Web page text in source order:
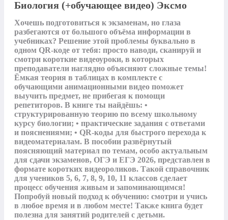
Биология (+обучающее видео) Эксмо
Хочешь подготовиться к экзаменам, но глаза
разбегаются от большого объёма информации в
учебниках? Решение этой проблемы буквально в
одном QR-коде от тебя: просто наводи, сканируй и
смотри короткие видеоуроки, в которых
преподаватели наглядно объясняют сложные темы!
Ёмкая теория в таблицах в комплекте с
обучающими анимационными видео поможет
выучить предмет, не прибегая к помощи
репетиторов. В книге ты найдёшь: •
структурированную теорию по всему школьному
курсу биологии; • практические задания с ответами
и пояснениями; • QR-коды для быстрого перехода к
видеоматериалам. В пособии развёрнутый
поясняющий материал по темам, особо актуальным
для сдачи экзаменов, ОГЭ и ЕГЭ 2026, представлен в
формате коротких видеороликов. Такой справочник
для учеников 5, 6, 7, 8, 9, 10, 11 классов сделает
процесс обучения живым и запоминающимся!
Попробуй новый подход к обучению: смотри и учись
в любое время и в любом месте! Также книга будет
полезна для занятий родителей с детьми.